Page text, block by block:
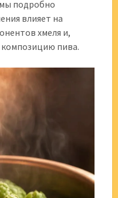
подробно
влияет на
хмеля и,
пива.